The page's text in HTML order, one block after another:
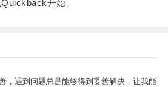
开始。
，遇到问题总是能够得到妥善解决，让我能